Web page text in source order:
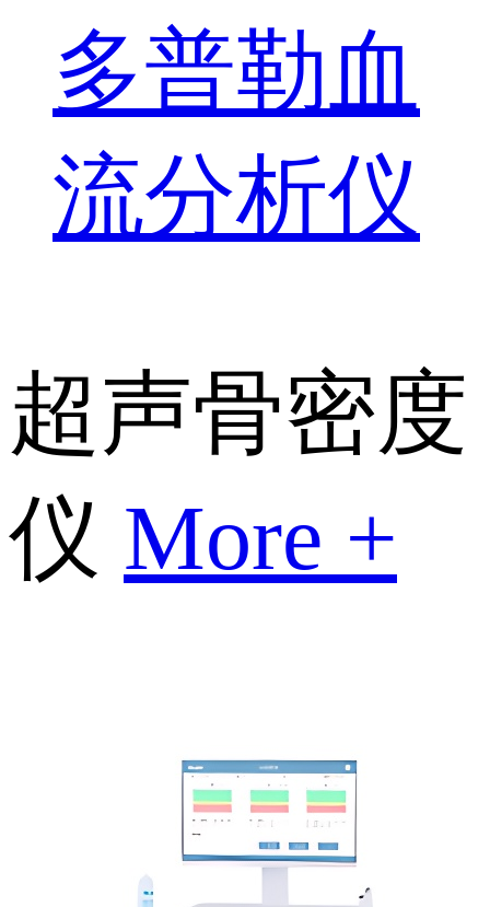
多普勒血
流分析仪
超声骨密度
仪 More +